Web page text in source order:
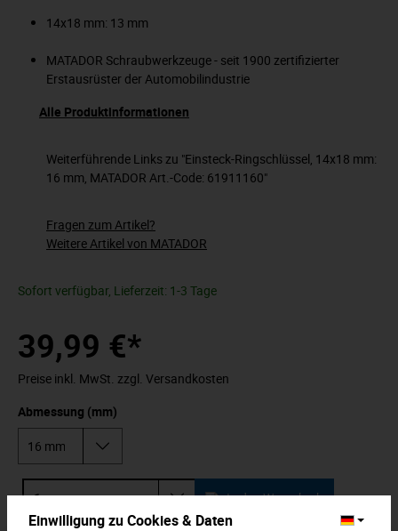
14x18 mm: 13 mm
MATADOR Schraubwerkzeuge - seit 1900 zertifizierter
Erstausrüster der Automobilindustrie
Alle Produktinformationen
Weiterführende Links zu "Einsteck-Ringschlüssel, 14x18 mm:
16 mm, MATADOR Art.-Code: 61911160"
Fragen zum Artikel?
Weitere Artikel von MATADOR
Sofort verfügbar, Lieferzeit: 1-3 Tage
39,99 €*
Preise inkl. MwSt. zzgl. Versandkosten
Abmessung (mm)
In den Warenkorb
Einwilligung zu Cookies & Daten